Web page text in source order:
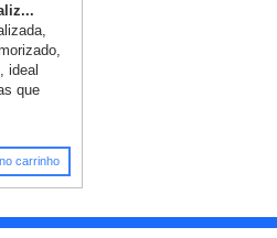
ideal
que
carrinho